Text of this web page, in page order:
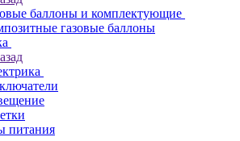
баллоны и комплектующие
газовые баллоны
питания